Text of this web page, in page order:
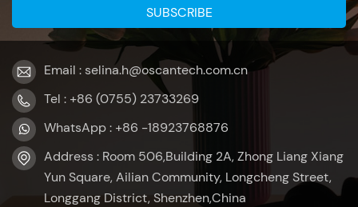
Email : selina.h@oscantech.com.cn
Tel : +86 (0755) 23733269
WhatsApp : +86 -18923768876
Address : Room 506,Building 2A, Zhong Liang Xiang
Yun Square, Ailian Community, Longcheng Street,
Longgang District, Shenzhen,China